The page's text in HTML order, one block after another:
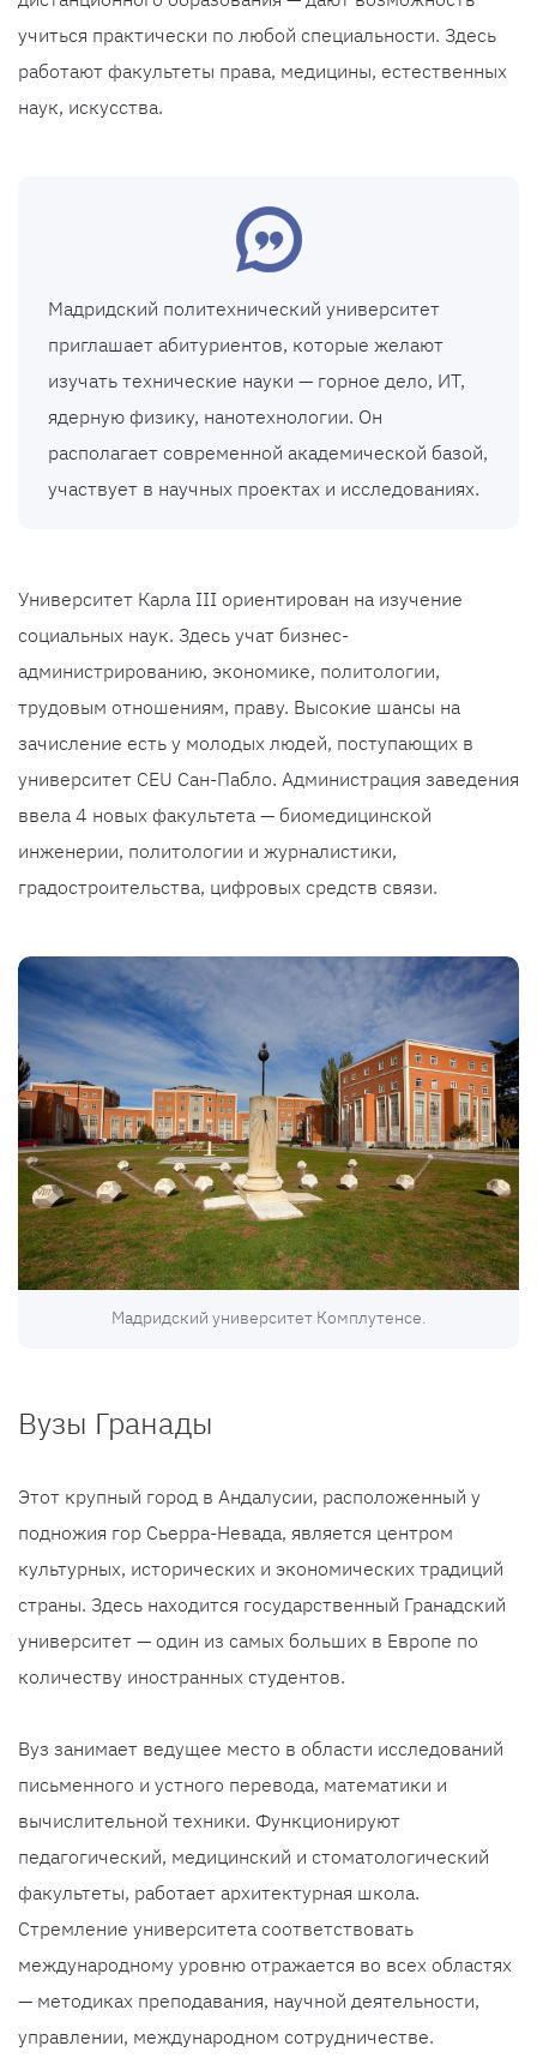
учиться практически по любой специальности. Здесь
работают факультеты права, медицины, естественных
наук, искусства.
Мадридский политехнический университет
приглашает абитуриентов, которые желают
изучать технические науки — горное дело, ИТ,
ядерную физику, нанотехнологии. Он
располагает современной академической базой,
участвует в научных проектах и исследованиях.
Университет Карла III ориентирован на изучение
социальных наук. Здесь учат бизнес-
администрированию, экономике, политологии,
трудовым отношениям, праву. Высокие шансы на
зачисление есть у молодых людей, поступающих в
университет CEU Сан-Пабло. Администрация заведения
ввела 4 новых факультета — биомедицинской
инженерии, политологии и журналистики,
градостроительства, цифровых средств связи.
Мадридский университет Комплутенсе.
Вузы Гранады
Этот крупный город в Андалусии, расположенный у
подножия гор Сьерра-Невада, является центром
культурных, исторических и экономических традиций
страны. Здесь находится государственный Гранадский
университет — один из самых больших в Европе по
количеству иностранных студентов.
Вуз занимает ведущее место в области исследований
письменного и устного перевода, математики и
вычислительной техники. Функционируют
педагогический, медицинский и стоматологический
факультеты, работает архитектурная школа.
Стремление университета соответствовать
международному уровню отражается во всех областях
— методиках преподавания, научной деятельности,
управлении, международном сотрудничестве.